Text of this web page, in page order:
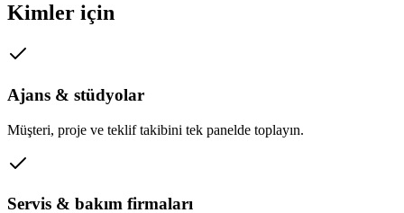
Kimler için
Ajans & stüdyolar
Müşteri, proje ve teklif takibini tek panelde toplayın.
Servis & bakım firmaları